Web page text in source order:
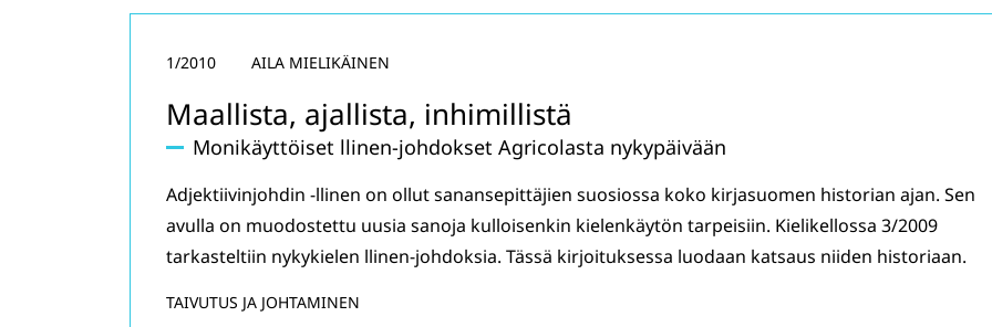
Maallista, ajallista, inhimillistä
Monikäyttöiset llinen-johdokset Agricolasta nykypäivään
1/2010 AILA MIELIKÄINEN
Adjektiivinjohdin -llinen on ollut sanansepittäjien suosiossa koko kirjasuomen historian ajan. Sen
avulla on muodostettu uusia sanoja kulloisenkin kielenkäytön tarpeisiin. Kielikellossa 3/2009
tarkasteltiin nykykielen llinen-johdoksia. Tässä kirjoituksessa luodaan katsaus niiden historiaan.
TAIVUTUS JA JOHTAMINEN